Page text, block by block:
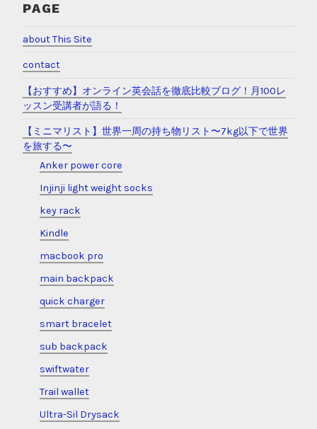
PAGE
about This Site
contact
【おすすめ】オンライン英会話を徹底比較ブログ！月100レ
ッスン受講者が語る！
【ミニマリスト】世界一周の持ち物リスト〜7kg以下で世界
を旅する〜
Anker power core
Injinji light weight socks
key rack
Kindle
macbook pro
main backpack
quick charger
smart bracelet
sub backpack
swiftwater
Trail wallet
Ultra-Sil Drysack